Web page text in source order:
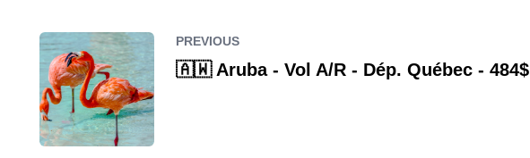
PREVIOUS
🇦🇼 Aruba - Vol A/R - Dép. Québec - 484$